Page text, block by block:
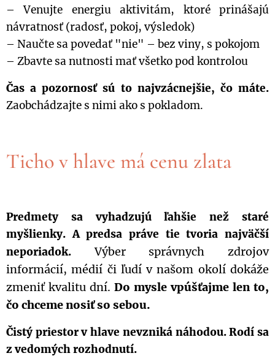
– Venujte energiu aktivitám, ktoré prinášajú
návratnosť (radosť, pokoj, výsledok)
– Naučte sa povedať "nie" – bez viny, s pokojom
– Zbavte sa nutnosti mať všetko pod kontrolou
Čas a pozornosť sú to najvzácnejšie, čo máte.
Zaobchádzajte s nimi ako s pokladom.
Ticho v hlave má cenu zlata
Predmety sa vyhadzujú ľahšie než staré
myšlienky. A predsa práve tie tvoria najväčší
neporiadok.Výber správnych zdrojov
informácií, médií či ľudí v našom okolí dokáže
zmeniť kvalitu dní. Do mysle vpúšťajme len to,
čo chceme nosiť so sebou.
Čistý priestor v hlave nevzniká náhodou. Rodí sa
z vedomých rozhodnutí.